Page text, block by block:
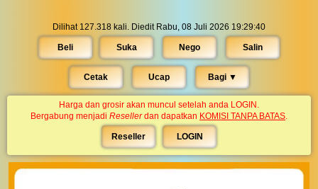
Dilihat 127.318 kali. Diedit Rabu, 08 Juli 2026 19:29:40
Beli Suka Nego Salin
Cetak Ucap Bagi ▼︎
Harga dan grosir akan muncul setelah anda LOGIN.
Bergabung menjadi Resellerdan dapatkan KOMISI TANPA BATAS.
Reseller LOGIN